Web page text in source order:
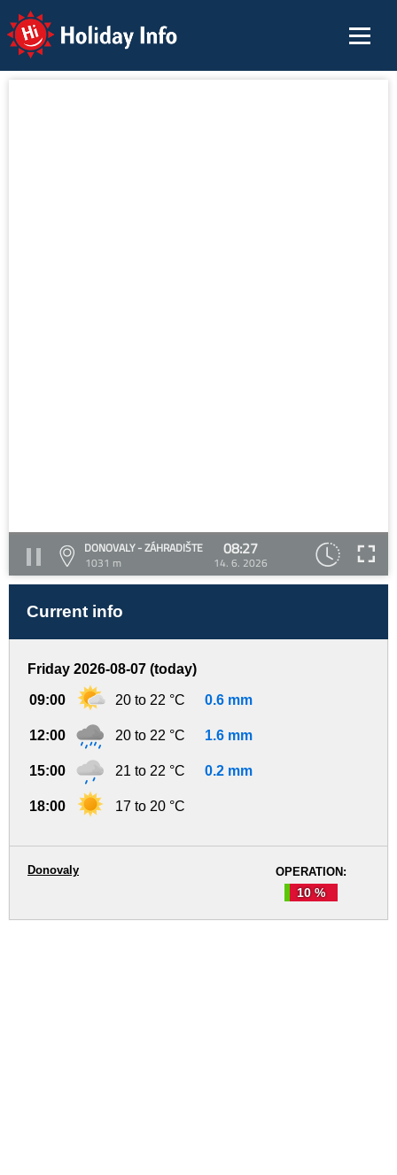
Holiday Info
DONOVALY - ZÁHRADIŠTE
1031 m
08:27
14. 6. 2026
Current info
Friday 2026-08-07 (today)
09:00 20 to 22 °C 0.6 mm
12:00 20 to 22 °C 1.6 mm
15:00 21 to 22 °C 0.2 mm
18:00 17 to 20 °C
OPERATION:
10 %
Donovaly